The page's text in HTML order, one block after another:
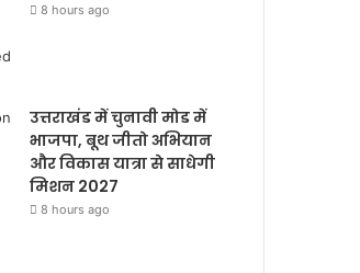
8 hours ago
उत्तराखंड में चुनावी मोड में
भाजपा, बूथ जीतो अभियान
और विकास यात्रा से साधेगी
मिशन 2027
8 hours ago